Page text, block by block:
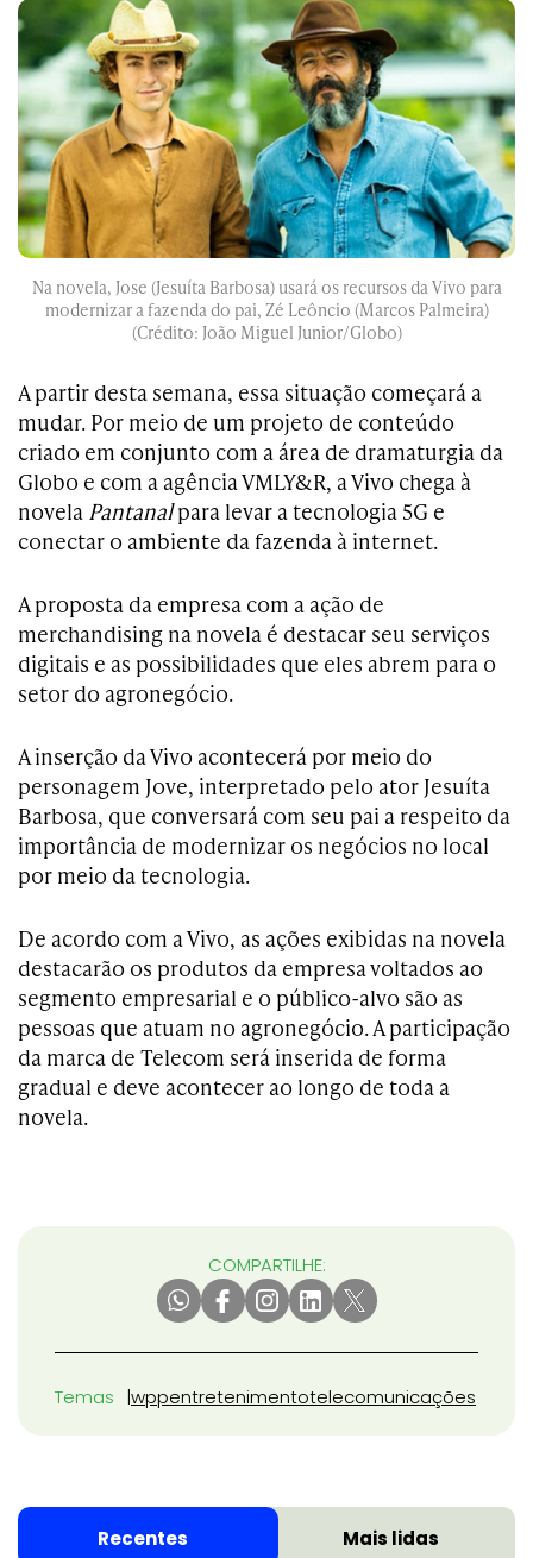
Na novela, Jose (Jesuíta Barbosa) usará os recursos da Vivo para
modernizar a fazenda do pai, Zé Leôncio (Marcos Palmeira)
(Crédito: João Miguel Junior/Globo)
A partir desta semana, essa situação começará a
mudar. Por meio de um projeto de conteúdo
criado em conjunto com a área de dramaturgia da
Globo e com a agência VMLY&R, a Vivo chega à
novela Pantanalpara levar a tecnologia 5G e
conectar o ambiente da fazenda à internet.
A proposta da empresa com a ação de
merchandising na novela é destacar seu serviços
digitais e as possibilidades que eles abrem para o
setor do agronegócio.
A inserção da Vivo acontecerá por meio do
personagem Jove, interpretado pelo ator Jesuíta
Barbosa, que conversará com seu pai a respeito da
importância de modernizar os negócios no local
por meio da tecnologia.
De acordo com a Vivo, as ações exibidas na novela
destacarão os produtos da empresa voltados ao
segmento empresarial e o público-alvo são as
pessoas que atuam no agronegócio. A participação
da marca de Telecom será inserida de forma
gradual e deve acontecer ao longo de toda a
novela.
COMPARTILHE:
Temas wppentretenimentotelecomunicações
Recentes Mais lidas